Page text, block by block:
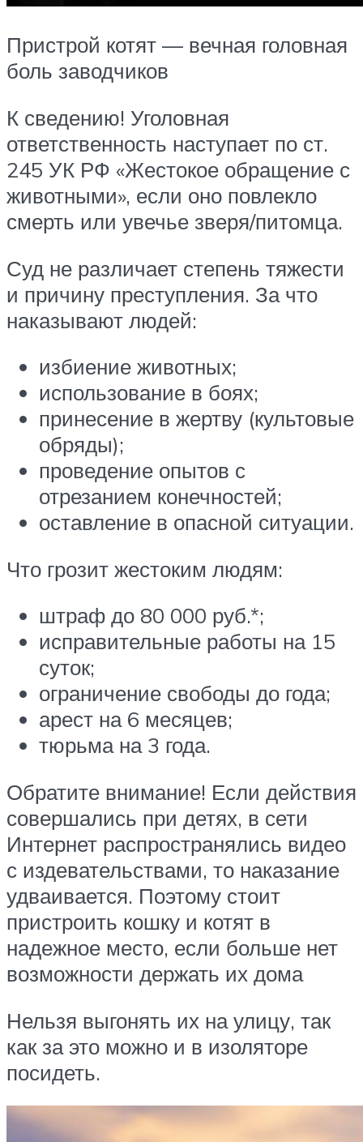
Пристрой котят — вечная головная
боль заводчиков
К сведению! Уголовная
ответственность наступает по ст.
245 УК РФ «Жестокое обращение с
животными», если оно повлекло
смерть или увечье зверя/питомца.
Суд не различает степень тяжести
и причину преступления. За что
наказывают людей:
избиение животных;
использование в боях;
принесение в жертву (культовые
обряды);
проведение опытов с
отрезанием конечностей;
оставление в опасной ситуации.
Что грозит жестоким людям:
штраф до 80 000 руб.*;
исправительные работы на 15
суток;
ограничение свободы до года;
арест на 6 месяцев;
тюрьма на 3 года.
Обратите внимание! Если действия
совершались при детях, в сети
Интернет распространялись видео
с издевательствами, то наказание
удваивается. Поэтому стоит
пристроить кошку и котят в
надежное место, если больше нет
возможности держать их дома
Нельзя выгонять их на улицу, так
как за это можно и в изоляторе
посидеть.